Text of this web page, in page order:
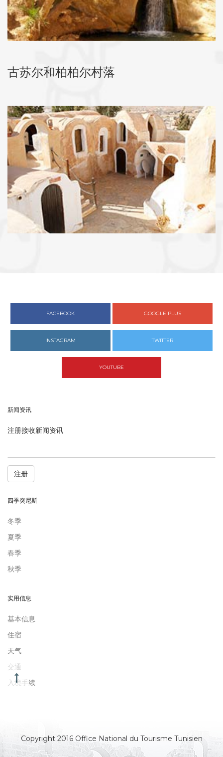
古苏尔和柏柏尔村落
FACEBOOK GOOGLE PLUS
INSTAGRAM TWITTER
YOUTUBE
新闻资讯
注册接收新闻资讯
注册
四季突尼斯
冬季
夏季
春季
秋季
实用信息
基本信息
住宿
天气
交通
入境手续
Copyright 2016 Office National du Tourisme Tunisien